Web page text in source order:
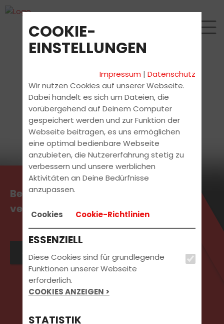
Beratungstermin jetzt
vereinbaren!
direkt Wunschtermin buchen:
COOKIE-
EINSTELLUNGEN
Impressum |Datenschutz
Wir nutzen Cookies auf unserer Webseite.
Dabei handelt es sich um Dateien, die
vorübergehend auf Deinem Computer
gespeichert werden und zur Funktion der
Webseite beitragen, es uns ermöglichen
eine optimal bedienbare Webseite
anzubieten, die Nutzererfahrung stetig zu
verbessern und unsere werblichen
Aktivitäten an Deine Bedürfnisse
anzupassen.
Cookies Cookie-Richtlinien
ESSENZIELL
Diese Cookies sind für grundlegende
Funktionen unserer Webseite
erforderlich.
COOKIES ANZEIGEN >
STATISTIK